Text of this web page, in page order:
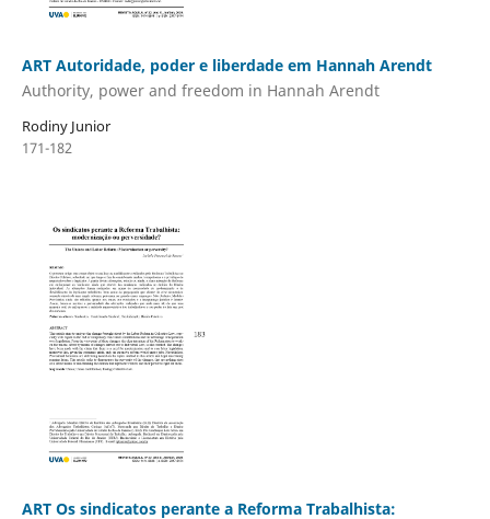
ART Autoridade, poder e liberdade em Hannah Arendt
Authority, power and freedom in Hannah Arendt
Rodiny Junior
171-182
ART Os sindicatos perante a Reforma Trabalhista: